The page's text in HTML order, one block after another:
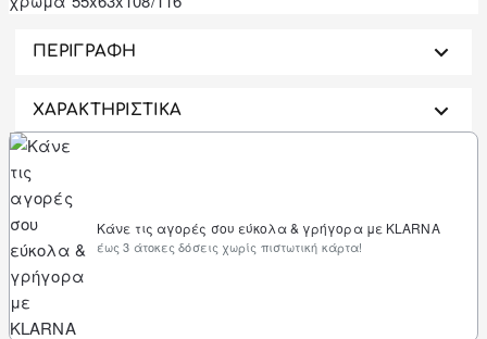
ΠΕΡΙΓΡΑΦΗ
ΧΑΡΑΚΤΗΡΙΣΤΙΚΑ
Κάνε τις αγορές σου εύκολα & γρήγορα με KLARNA
έως 3 άτοκες δόσεις χωρίς πιστωτική κάρτα!